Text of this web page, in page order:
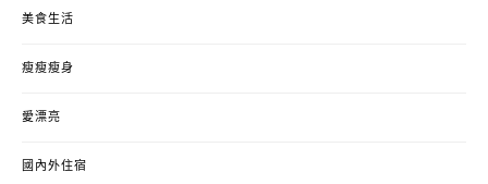
美食生活
瘦瘦瘦身
愛漂亮
國內外住宿